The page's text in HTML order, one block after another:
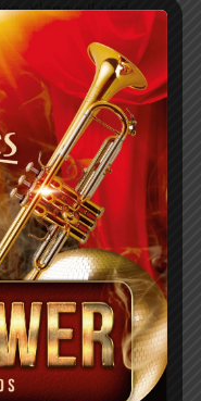
Klangvoll und
wie „That’s Life“,
from Ipanema“
für
Solo zu
sich nicht nur
seine
einigen
Konzert und eine
Publikum.